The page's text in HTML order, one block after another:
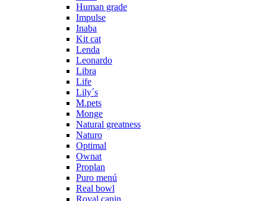
Human grade
Impulse
Inaba
Kit cat
Lenda
Leonardo
Libra
Life
Lily´s
M.pets
Monge
Natural greatness
Naturo
Optimal
Ownat
Proplan
Puro menú
Real bowl